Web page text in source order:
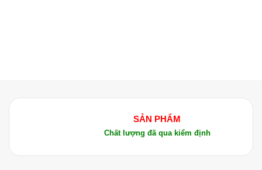
SẢN PHẨM
Chất lượng đã qua kiểm định